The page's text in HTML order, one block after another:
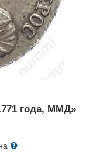
года, ММД»